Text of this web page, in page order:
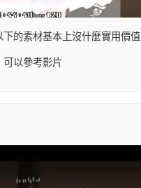
下的素材基本上沒什麼實用價值
可以參考影片